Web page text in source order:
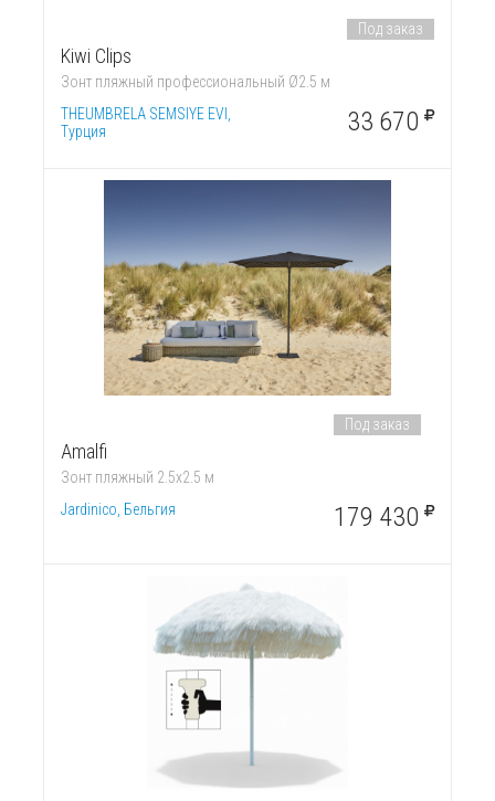
Kiwi Clips
Зонт пляжный профессиональный Ø2.5 м
THEUMBRELA SEMSIYE EVI,
Турция
Под заказ
33 670
Amalfi
Зонт пляжный 2.5х2.5 м
Jardinico, Бельгия
Под заказ
179 430